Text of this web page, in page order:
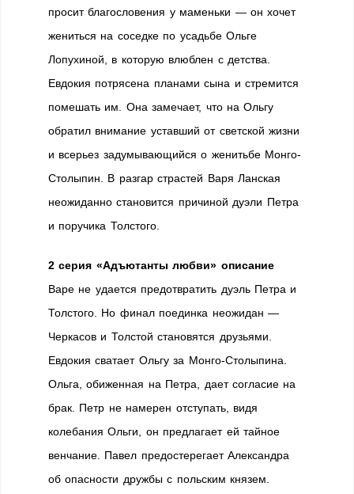
просит благословения у маменьки — он хочет
жениться на соседке по усадьбе Ольге
Лопухиной, в которую влюблен с детства.
Евдокия потрясена планами сына и стремится
помешать им. Она замечает, что на Ольгу
обратил внимание уставший от светской жизни
и всерьез задумывающийся о женитьбе Монго-
Столыпин. В разгар страстей Варя Ланская
неожиданно становится причиной дуэли Петра
и поручика Толстого.
2 серия «Адъютанты любви» описание
Варе не удается предотвратить дуэль Петра и
Толстого. Но финал поединка неожидан —
Черкасов и Толстой становятся друзьями.
Евдокия сватает Ольгу за Монго-Столыпина.
Ольга, обиженная на Петра, дает согласие на
брак. Петр не намерен отступать, видя
колебания Ольги, он предлагает ей тайное
венчание. Павел предостерегает Александра
об опасности дружбы с польским князем.